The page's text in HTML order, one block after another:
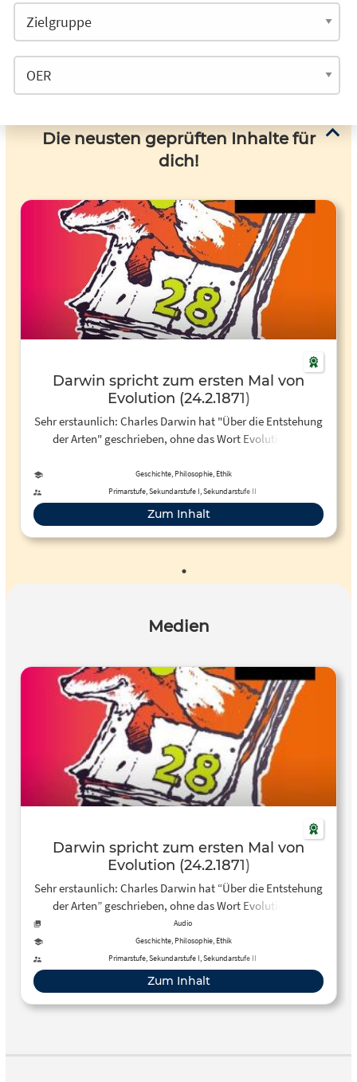
Die neusten geprüften Inhalte für
dich!
Darwin spricht zum ersten Mal von
Evolution (24.2.1871)
Sehr erstaunlich: Charles Darwin hat "Über die Entstehung
der Arten" geschrieben, ohne das Wort Evolution zu
zweites Buch, das am 24. Februar 1871 erscheint. Autorin:
Christiane Neukirch
Geschichte, Philosophie, Ethik
Primarstufe, Sekundarstufe I, Sekundarstufe II
Zum Inhalt
Medien
Darwin spricht zum ersten Mal von
Evolution (24.2.1871)
Sehr erstaunlich: Charles Darwin hat “Über die Entstehung
der Arten” geschrieben, ohne das Wort Evolution zu
verwenden. Es ist ihm wohl erst später eingefallen, für sein
zweites Buch, das am 24. Februar 1871 erscheint. Autorin:
Christiane Neukirch
Audio
Geschichte, Philosophie, Ethik
Primarstufe, Sekundarstufe I, Sekundarstufe II
Zum Inhalt